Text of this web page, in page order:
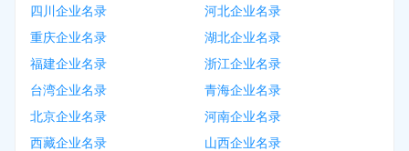
四川企业名录
河北企业名录
重庆企业名录
湖北企业名录
福建企业名录
浙江企业名录
台湾企业名录
青海企业名录
北京企业名录
河南企业名录
西藏企业名录
山西企业名录